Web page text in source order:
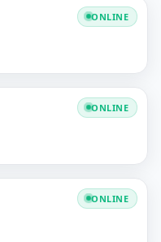
ONLINE
ONLINE
ONLINE